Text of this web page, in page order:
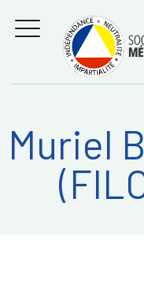
Régler les
entre
la médiation
MENU
Recherche
sur:
Muriel